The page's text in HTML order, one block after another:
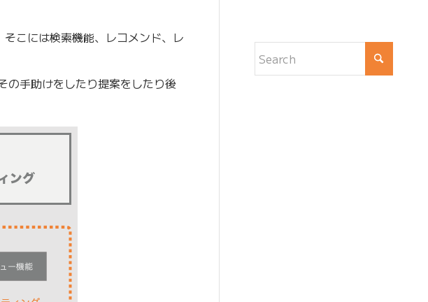
こには検索機能、レコメンド、レ
の手助けをしたり提案をしたり後